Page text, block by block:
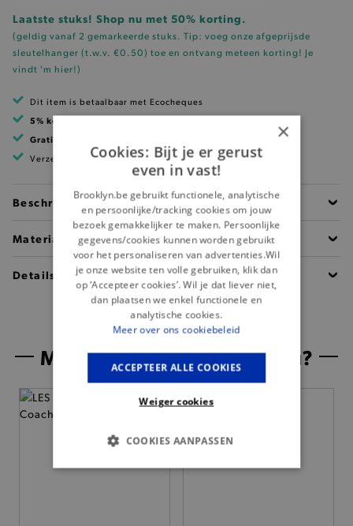
Laatste stuks! Shop nu met 50% korting.
(geldig vanaf 2 gemarkeerde stuks. Tip: voeg onze afgeprijsde
sleutelhanger (t.w.v. €0.50) toe en ontvang meteen korting! Je
vindt 'm hier!)
Dit item is betaalbaar met Ecocheques
5% korting
Gratis verzending
Verzending binnen 1 à 2 werkdagen
Beschrijving
Materiaal
Details
Misschien is dit iets voor jou?
×
Cookies: Bijt je er gerust
even in vast!
Brooklyn.be gebruikt functionele, analytische
en persoonlijke/tracking cookies om jouw
bezoek gemakkelijker te maken. Persoonlijke
gegevens/cookies kunnen worden gebruikt
voor het personaliseren van advertenties.Wil
je onze website ten volle gebruiken, klik dan
op ‘Accepteer cookies’. Wil je dat liever niet,
dan plaatsen we enkel functionele en
analytische cookies.
Meer over ons cookiebeleid
ACCEPTEER ALLE COOKIES
Weiger cookies
COOKIES AANPASSEN
BASIS COOKIES